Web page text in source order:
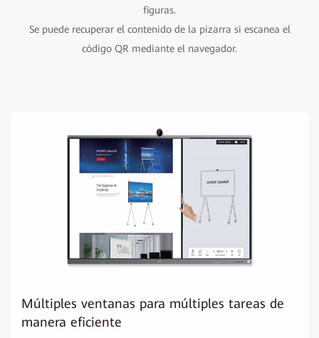
figuras.
Se puede recuperar el contenido de la pizarra si escanea el
código QR mediante el navegador.
Múltiples ventanas para múltiples tareas de
manera eficiente